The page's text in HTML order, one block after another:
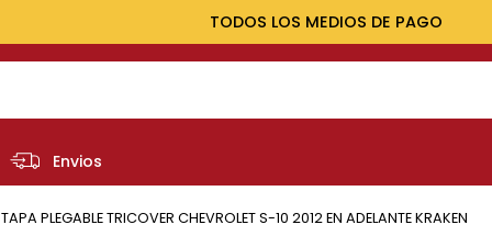
TODOS LOS MEDIOS DE PAGO
Envios
TAPA PLEGABLE TRICOVER CHEVROLET S-10 2012 EN ADELANTE KRAKEN
2 .
renault